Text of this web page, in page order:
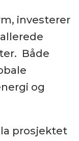
investerer
Både
og
prosjektet